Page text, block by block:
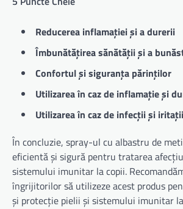
Reducerea inflamației și a durerii
Îmbunătățirea sănătății și a
Confortul și siguranța părinților
Utilizarea în caz de inflamație și
Utilizarea în caz de infecții și iritații
În concluzie, spray-ul cu albastru de
eficientă și sigură pentru tratarea
sistemului imunitar la copii.
îngrijitorilor să utilizeze acest produs
și protecție pielii și sistemului imunitar